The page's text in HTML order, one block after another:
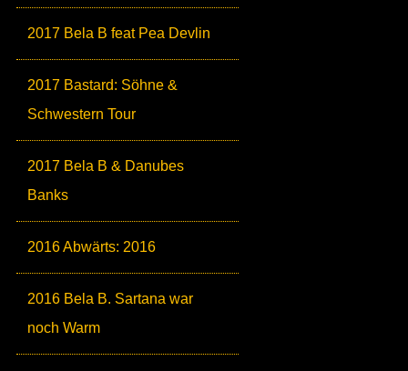
2017 Bela B feat Pea Devlin
2017 Bastard: Söhne &
Schwestern Tour
2017 Bela B & Danubes
Banks
2016 Abwärts: 2016
2016 Bela B. Sartana war
noch Warm